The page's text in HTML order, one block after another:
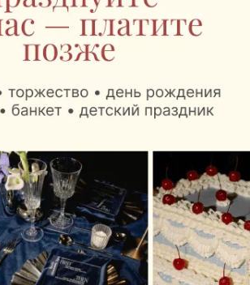
подходящее мероприятие?
событий — в Афиша
и другие темы в нашемTelegram-